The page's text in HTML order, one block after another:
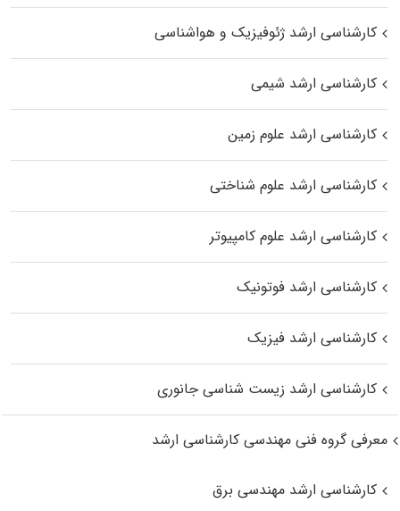
کارشناسی ارشد ژئوفیزیک و هواشناسی
کارشناسی ارشد شیمی
کارشناسی ارشد علوم زمین
کارشناسی ارشد علوم شناختی
کارشناسی ارشد علوم کامپیوتر
کارشناسی ارشد فوتونیک
کارشناسی ارشد فیزیک
کارشناسی ارشد زیست‌ شناسی جانوری
معرفی گروه فنی مهندسی کارشناسی ارشد
کارشناسی ارشد مهندسی برق